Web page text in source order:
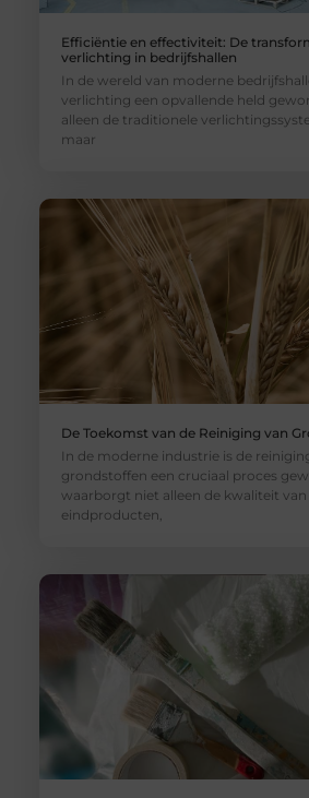
Efficiëntie en effectiviteit: De
verlichting in bedrijfshallen
In de wereld van moderne
verlichting een opvallende held
alleen de traditionele
maar
De Toekomst van de Reiniging van
In de moderne industrie is de
grondstoffen een cruciaal proces
waarborgt niet alleen de kwaliteit van
eindproducten,